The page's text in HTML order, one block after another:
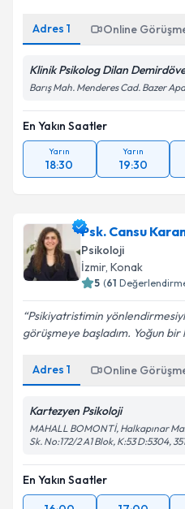
Adres 1 Online
Klinik Psikolog Dilan
Barış Mah. Menderes Cad. Bazer
En Yakın Saatler
Yarın
18:30
Yarın
19:30
Psk. Cansu
Psikoloji
İzmir, Konak
5 (61
Psikiyatristimin
görüşmeye başladım. Yoğun bir
Adres 1 Online
Kartezyen Psikoloji
MAHALL BOMONTİ, Halkapınar
Sk. No:172/2 A1 Blok, K:53 D:5304,
En Yakın Saatler